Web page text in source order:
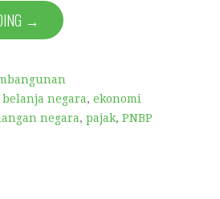
→
belanja negara, ekonomi
negara, pajak, PNBP